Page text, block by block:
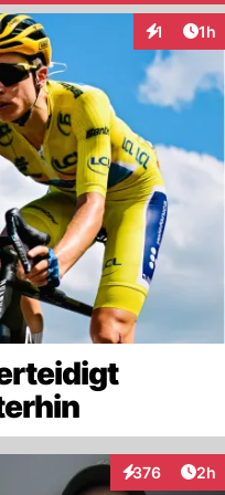
1 1h
376
Interaktionen
2h